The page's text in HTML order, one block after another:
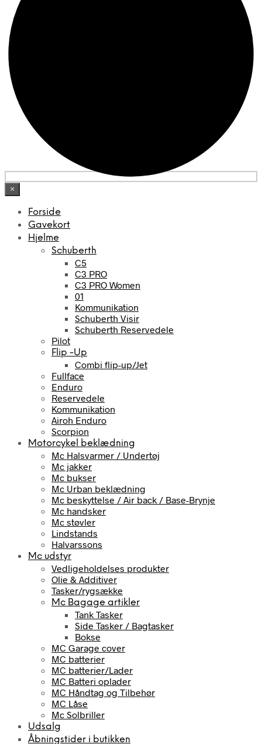
×
Forside
Gavekort
Hjelme
Schuberth
C5
C3 PRO
C3 PRO Women
01
Kommunikation
Schuberth Visir
Schuberth Reservedele
Pilot
Flip -Up
Combi flip-up/Jet
Fullface
Enduro
Reservedele
Kommunikation
Airoh Enduro
Scorpion
Motorcykel beklædning
Mc Halsvarmer / Undertøj
Mc jakker
Mc bukser
Mc Urban beklædning
Mc beskyttelse / Air back / Base-Brynje
Mc handsker
Mc støvler
Lindstands
Halvarssons
Mc udstyr
Vedligeholdelses produkter
Olie & Additiver
Tasker/rygsække
Mc Bagage artikler
Tank Tasker
Side Tasker / Bagtasker
Bokse
MC Garage cover
MC batterier
MC batterier/Lader
MC Batteri oplader
MC Håndtag og Tilbehør
MC Låse
Mc Solbriller
Udsalg
Åbningstider i butikken